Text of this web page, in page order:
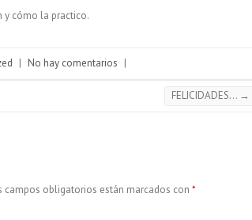
y cómo la practico.
| No hay comentarios |
FELICIDADES… →
campos obligatorios están marcados con *